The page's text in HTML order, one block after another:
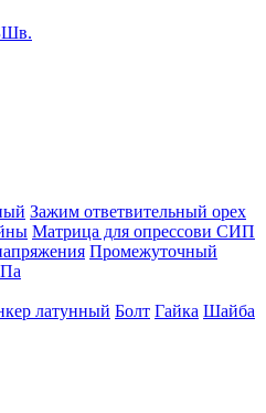
Зажим ответвительный орех
Матрица для опрессови СИП
Промежуточный
латунный Болт Гайка Шайба